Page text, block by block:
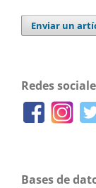
Enviar un
Redes
Bases de